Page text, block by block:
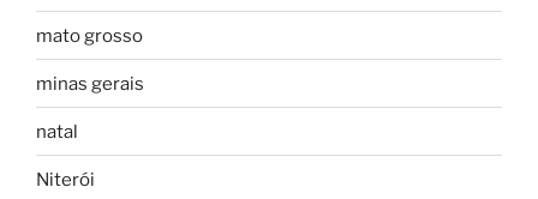
mato grosso
minas gerais
natal
Niterói